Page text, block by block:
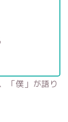
「僕」が語り